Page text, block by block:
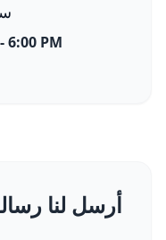
6:00 PM
أرسل لنا